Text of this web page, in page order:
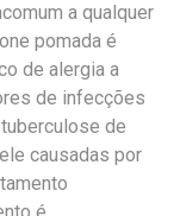
a qualquer
pomada é
de alergia a
de infecções
de
causadas por